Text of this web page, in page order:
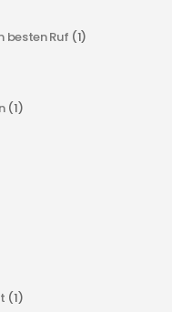
besten Ruf (1)
(1)
(1)